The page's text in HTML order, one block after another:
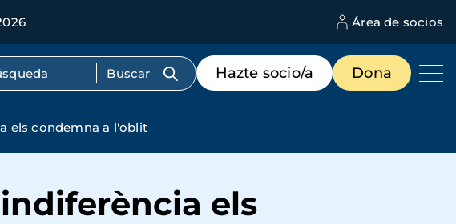
Área de socios
Menú
de
destacados
Hazte socio/a Dona
els condemna a l'oblit
indiferència els